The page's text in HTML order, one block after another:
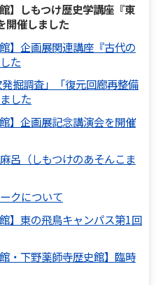
】しもつけ歴史学講座『東
開催しました
】企画展関連講座『古代の
た
掘調査」「復元回廊再整備
した
】企画展記念講演会を開催
呂（しもつけのあそんこま
クについて
】東の飛鳥キャンパス第1回
・下野薬師寺歴史館】臨時